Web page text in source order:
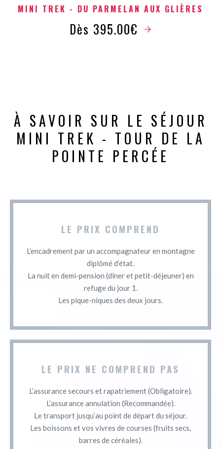
MINI TREK - DU PARMELAN AUX GLIÈRES
Dès 395.00€
À SAVOIR SUR LE SÉJOUR
MINI TREK - TOUR DE LA
POINTE PERCÉE
LE PRIX COMPREND
L’encadrement par un accompagnateur en montagne
diplômé d’état.
La nuit en demi-pension (dîner et petit-déjeuner) en
refuge du jour 1.
Les pique-niques des deux jours.
LE PRIX NE COMPREND PAS
L’assurance secours et rapatriement (Obligatoire).
L’assurance annulation (Recommandée).
Le transport jusqu’au point de départ du séjour.
Les boissons et vos vivres de courses (fruits secs,
barres de céréales).